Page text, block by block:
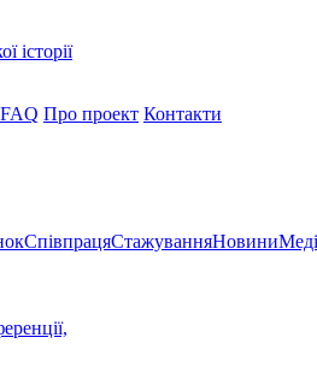
історії
FAQ Про проект Контакти
СпівпрацяСтажуванняНовини